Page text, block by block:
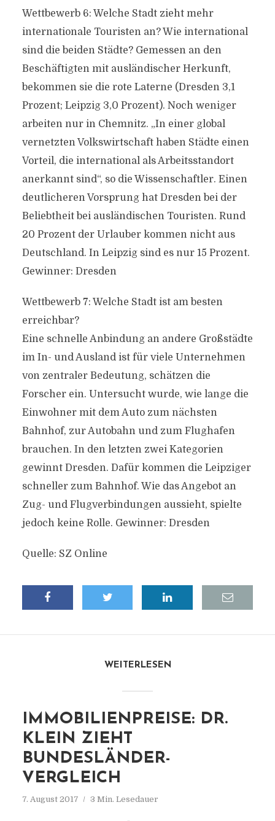
Wettbewerb 6: Welche Stadt zieht mehr
internationale Touristen an? Wie international
sind die beiden Städte? Gemessen an den
Beschäftigten mit ausländischer Herkunft,
bekommen sie die rote Laterne (Dresden 3,1
Prozent; Leipzig 3,0 Prozent). Noch weniger
arbeiten nur in Chemnitz. „In einer global
vernetzten Volkswirtschaft haben Städte einen
Vorteil, die international als Arbeitsstandort
anerkannt sind“, so die Wissenschaftler. Einen
deutlicheren Vorsprung hat Dresden bei der
Beliebtheit bei ausländischen Touristen. Rund
20 Prozent der Urlauber kommen nicht aus
Deutschland. In Leipzig sind es nur 15 Prozent.
Gewinner: Dresden
Wettbewerb 7: Welche Stadt ist am besten
erreichbar?
Eine schnelle Anbindung an andere Großstädte
im In- und Ausland ist für viele Unternehmen
von zentraler Bedeutung, schätzen die
Forscher ein. Untersucht wurde, wie lange die
Einwohner mit dem Auto zum nächsten
Bahnhof, zur Autobahn und zum Flughafen
brauchen. In den letzten zwei Kategorien
gewinnt Dresden. Dafür kommen die Leipziger
schneller zum Bahnhof. Wie das Angebot an
Zug- und Flugverbindungen aussieht, spielte
jedoch keine Rolle. Gewinner: Dresden
Quelle: SZ Online
WEITERLESEN
IMMOBILIENPREISE: DR.
KLEIN ZIEHT
BUNDESLÄNDER-
VERGLEICH
7. August 2017 3 Min. Lesedauer